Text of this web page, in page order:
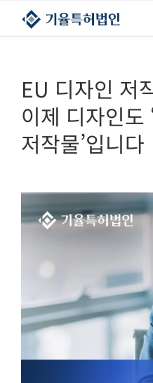
콘텐츠로
건너뛰기
EU 디자인 저
이제 디자인도
저작물’입니다